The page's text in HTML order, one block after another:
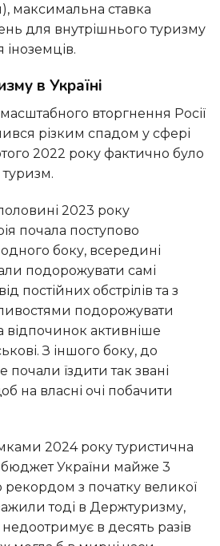
максимальна ставка
для внутрішнього туризму
в Україні
різким спадом у сфері
2022 року фактично було
почала поступово
боку, всередині
подорожувати самі
постійних обстрілів та з
подорожувати
відпочинок активніше
З іншого боку, до
почали їздити так звані
на власні очі побачити
бюджет України майже 3
з початку великої
тоді в Держтуризму,
недоотримує в десять разів